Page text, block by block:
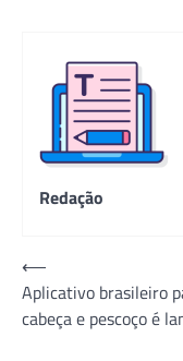
Redação
Navegação
de
Post
⟵
Aplicativo brasileiro
cabeça e pescoço é